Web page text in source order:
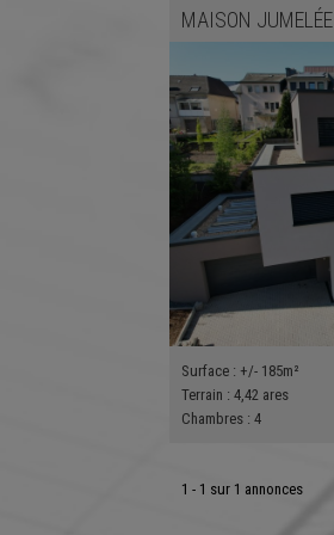
MAISON JUMELÉE
Surface : +/- 185m²
Terrain : 4,42 ares
Chambres : 4
1 - 1 sur 1 annonces